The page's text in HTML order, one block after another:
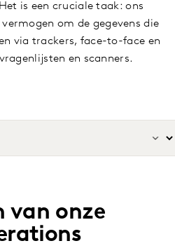
is een cruciale taak: ons
om de gegevens die
via trackers, face-to-face en
en scanners.
van onze